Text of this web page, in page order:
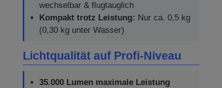
wechselbar & flugtauglich
Kompakt trotz Leistung: Nur ca. 0,5 kg
(0,30 kg unter Wasser)
Lichtqualität auf Profi-Niveau
35.000 Lumen maximale Leistung